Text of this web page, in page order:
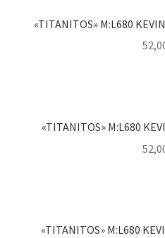
«TITANITOS» M:L680
«TITANITOS» M:L680
«TITANITOS» M:L680